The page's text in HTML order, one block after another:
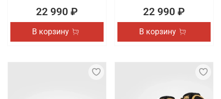
22 990 ₽
В корзину
22 990 ₽
В корзину